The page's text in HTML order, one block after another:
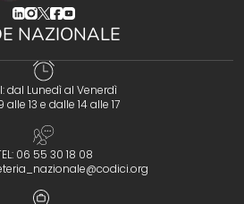
(opens in a new tab)
(opens in a new tab)
(opens in a new tab)
(opens in a new tab)
(opens in a new tab)
NAZIONALE
dal Lunedì al Venerdì
alle 13 e dalle 14 alle 17
06 55 30 18 08